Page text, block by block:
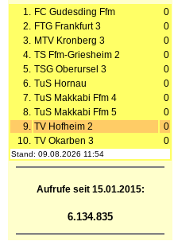
1. FC Gudesding Ffm
0
2. FTG Frankfurt 3
0
3. MTV Kronberg 3
0
4. TS Ffm-Griesheim 2
0
5. TSG Oberursel 3
0
6. TuS Hornau
0
7. TuS Makkabi Ffm 4
0
8. TuS Makkabi Ffm 5
0
9. TV Hofheim 2
0
10. TV Okarben 3 0
Stand: 09.08.2026 11:54
Aufrufe seit 15.01.2015:
6.134.835